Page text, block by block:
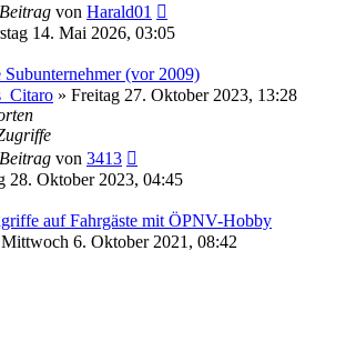
von Harald01
14. Mai 2026, 03:05
Subunternehmer (vor 2009)
» Freitag 27. Oktober 2023, 13:28
von 3413
28. Oktober 2023, 04:45
auf Fahrgäste mit ÖPNV-Hobby
6. Oktober 2021, 08:42